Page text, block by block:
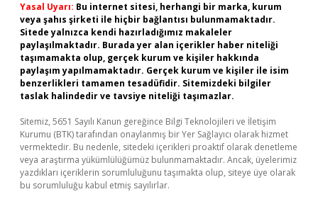
Yasal Uyarı: Bu internet sitesi, herhangi bir marka, kurum
veya şahıs şirketi ile hiçbir bağlantısı bulunmamaktadır.
Sitede yalnızca kendi hazırladığımız makaleler
paylaşılmaktadır. Burada yer alan içerikler haber niteliği
taşımamakta olup, gerçek kurum ve kişiler hakkında
paylaşım yapılmamaktadır. Gerçek kurum ve kişiler ile isim
benzerlikleri tamamen tesadüfidir. Sitemizdeki bilgiler
taslak halindedir ve tavsiye niteliği taşımazlar.
Sitemiz, 5651 Sayılı Kanun gereğince Bilgi Teknolojileri ve İletişim
Kurumu (BTK) tarafından onaylanmış bir Yer Sağlayıcı olarak hizmet
vermektedir. Bu nedenle, sitedeki içerikleri proaktif olarak denetleme
veya araştırma yükümlülüğümüz bulunmamaktadır. Ancak, üyelerimiz
yazdıkları içeriklerin sorumluluğunu taşımakta olup, siteye üye olarak
bu sorumluluğu kabul etmiş sayılırlar.